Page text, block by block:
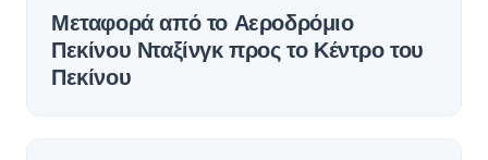
Μεταφορά από το Αεροδρόμιο
Πεκίνου Νταξίνγκ προς το Κέντρο του
Πεκίνου